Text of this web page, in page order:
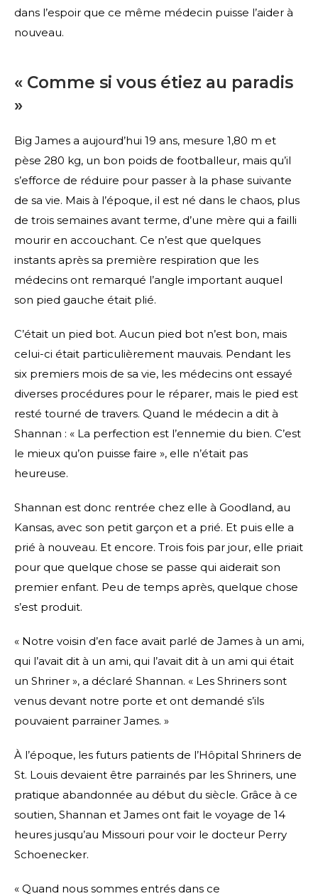
dans l’espoir que ce même médecin puisse l’aider à
nouveau.
« Comme si vous étiez au paradis
»
Big James a aujourd’hui 19 ans, mesure 1,80 m et
pèse 280 kg, un bon poids de footballeur, mais qu’il
s’efforce de réduire pour passer à la phase suivante
de sa vie. Mais à l’époque, il est né dans le chaos, plus
de trois semaines avant terme, d’une mère qui a failli
mourir en accouchant. Ce n’est que quelques
instants après sa première respiration que les
médecins ont remarqué l’angle important auquel
son pied gauche était plié.
C’était un pied bot. Aucun pied bot n’est bon, mais
celui-ci était particulièrement mauvais. Pendant les
six premiers mois de sa vie, les médecins ont essayé
diverses procédures pour le réparer, mais le pied est
resté tourné de travers. Quand le médecin a dit à
Shannan : « La perfection est l’ennemie du bien. C’est
le mieux qu’on puisse faire », elle n’était pas
heureuse.
Shannan est donc rentrée chez elle à Goodland, au
Kansas, avec son petit garçon et a prié. Et puis elle a
prié à nouveau. Et encore. Trois fois par jour, elle priait
pour que quelque chose se passe qui aiderait son
premier enfant. Peu de temps après, quelque chose
s’est produit.
« Notre voisin d’en face avait parlé de James à un ami,
qui l’avait dit à un ami, qui l’avait dit à un ami qui était
un Shriner », a déclaré Shannan. « Les Shriners sont
venus devant notre porte et ont demandé s’ils
pouvaient parrainer James. »
À l’époque, les futurs patients de l’Hôpital Shriners de
St. Louis devaient être parrainés par les Shriners, une
pratique abandonnée au début du siècle. Grâce à ce
soutien, Shannan et James ont fait le voyage de 14
heures jusqu’au Missouri pour voir le docteur Perry
Schoenecker.
« Quand nous sommes entrés dans ce